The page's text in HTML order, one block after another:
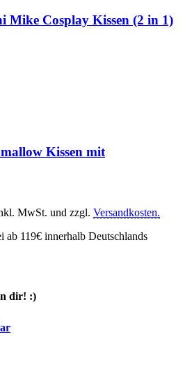
Mike Cosplay Kissen (2 in 1)
Kissen mit
MwSt. und zzgl. Versandkosten.
ab 119€ innerhalb Deutschlands
dir! :)